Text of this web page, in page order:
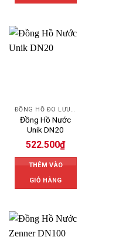
ĐỒNG HỒ ĐO LƯU LƯỢNG NƯỚC UNIK
Đồng Hồ Nước
Unik DN20
522.500₫
THÊM VÀO
GIỎ HÀNG